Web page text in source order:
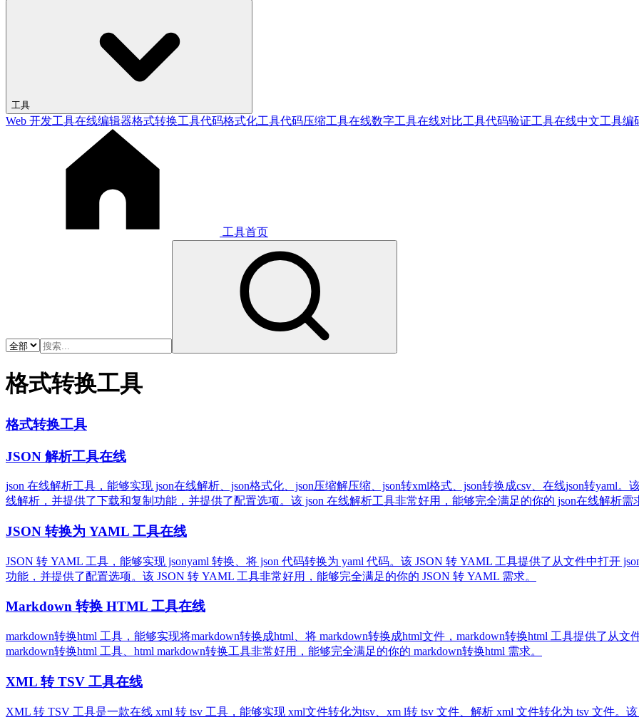
工具
Web 开发工具在线编辑器格式转换工具代码格式化工具代码压缩工具在线数字工具在线对比工具代码验证工具在线中文工具编
工具首页
格式转换工具
格式转换工具
JSON 解析工具在线
json 在线解析工具，能够实现 json在线解析、json格式化、json压缩解压缩、json转xml格式、json转换成csv、在线json转yaml
线解析，并提供了下载和复制功能，并提供了配置选项。该 json 在线解析工具非常好用，能够完全满足的你的 json在线解析需
JSON 转换为 YAML 工具在线
JSON 转 YAML 工具，能够实现 jsonyaml 转换、将 json 代码转换为 yaml 代码。该 JSON 转 YAML 工具提供了从文件中打开
功能，并提供了配置选项。该 JSON 转 YAML 工具非常好用，能够完全满足的你的 JSON 转 YAML 需求。
Markdown 转换 HTML 工具在线
markdown转换html 工具，能够实现将markdown转换成html、将 markdown转换成html文件，markdown转换html 工具提供了从
markdown转换html 工具、html markdown转换工具非常好用，能够完全满足的你的 markdown转换html 需求。
XML 转 TSV 工具在线
XML 转 TSV 工具是一款在线 xml 转 tsv 工具，能够实现 xml文件转化为tsv、xm l转 tsv 文件、解析 xml 文件转化为 tsv 文件